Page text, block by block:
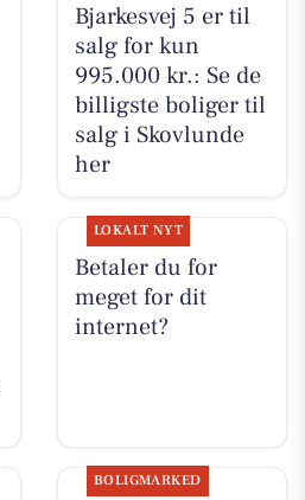
Bjarkesvej 5 er til
salg for kun
995.000 kr.: Se de
billigste boliger til
salg i Skovlunde
her
LOKALT NYT
Betaler du for
meget for dit
internet?
BOLIGMARKED